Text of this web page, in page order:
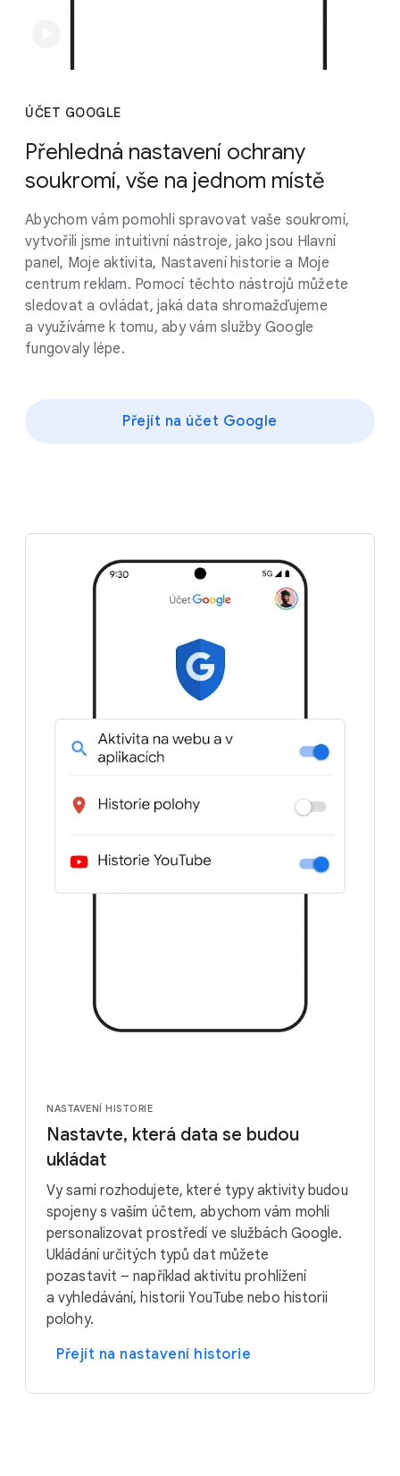
ÚČET GOOGLE
Přehledná nastavení ochrany
soukromí, vše na jednom místě
Abychom vám pomohli spravovat vaše soukromí,
vytvořili jsme intuitivní nástroje, jako jsou Hlavní
panel, Moje aktivita, Nastavení historie a Moje
centrum reklam. Pomocí těchto nástrojů můžete
sledovat a ovládat, jaká data shromažďujeme
a využíváme k tomu, aby vám služby Google
fungovaly lépe.
Přejít na účet Google
NASTAVENÍ HISTORIE
Nastavte, která data se budou
ukládat
Vy sami rozhodujete, které typy aktivity budou
spojeny s vaším účtem, abychom vám mohli
personalizovat prostředí ve službách Google.
Ukládání určitých typů dat můžete
pozastavit – například aktivitu prohlížení
a vyhledávání, historii YouTube nebo historii
polohy.
Přejít na nastavení historie